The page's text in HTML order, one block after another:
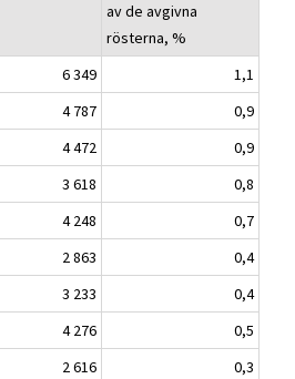
av de avgivna
rösterna, %
6 349
1,1
4 787
0,9
4 472
0,9
3 618
0,8
4 248
0,7
2 863
0,4
3 233
0,4
4 276
0,5
2 616
0,3